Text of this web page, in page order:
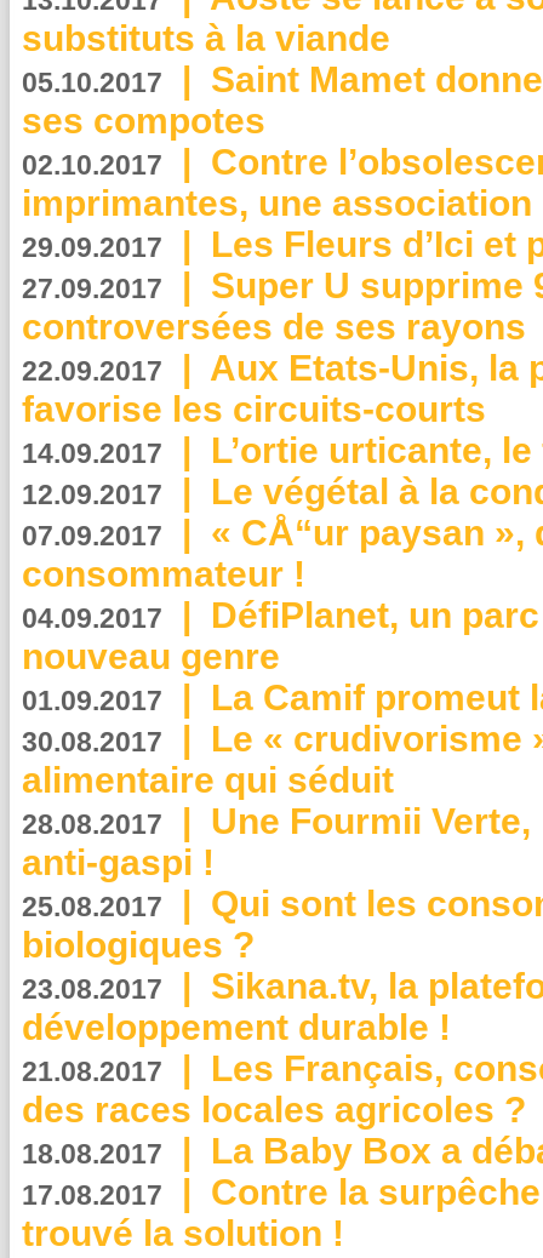
substituts à la viande
05.10.2017 | Saint Mamet
ses compotes
02.10.2017 | Contre
imprimantes, une
29.09.2017 | Les Fleurs d’Ici et
27.09.2017 | Super U supprime
controversées de ses rayons
22.09.2017 | Aux Etats-Unis, la
favorise les circuits-courts
14.09.2017 | L’ortie urticante,
12.09.2017 | Le végétal à la
07.09.2017 | « CÅ“ur paysan
consommateur !
04.09.2017 | DéfiPlanet, un
nouveau genre
01.09.2017 | La Camif promeut
30.08.2017 | Le « crudivorisme
alimentaire qui séduit
28.08.2017 | Une Fourmii
anti-gaspi !
25.08.2017 | Qui sont les
biologiques ?
23.08.2017 | Sikana.tv, la
développement durable !
21.08.2017 | Les Français,
des races locales agricoles ?
18.08.2017 | La Baby Box a
17.08.2017 | Contre la
trouvé la solution !